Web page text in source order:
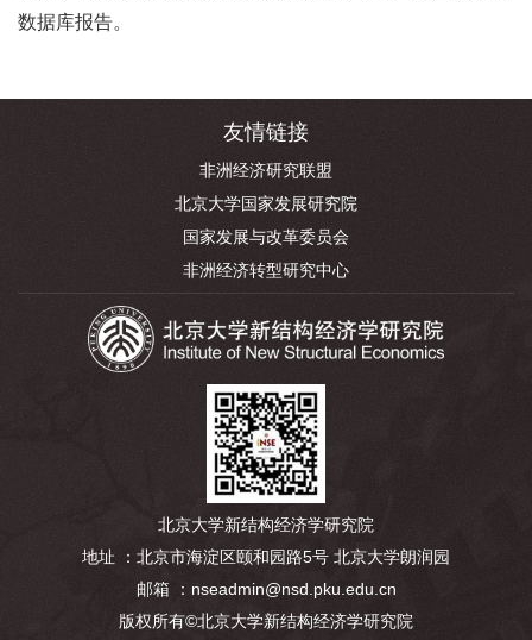
数据库报告。
友情链接
非洲经济研究联盟
北京大学国家发展研究院
国家发展与改革委员会
非洲经济转型研究中心
北京大学新结构经济学研究院
地址 ：北京市海淀区颐和园路5号 北京大学朗润园
邮箱 ：nseadmin@nsd.pku.edu.cn
版权所有©北京大学新结构经济学研究院